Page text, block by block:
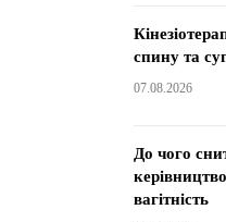
спину та
07.08.2026
До чого
вагітність